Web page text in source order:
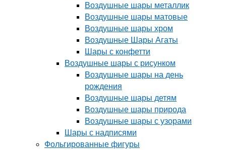
Воздушные шары металлик
Воздушные шары матовые
Воздушные шары хром
Воздушные Шары Агаты
Шары с конфетти
Воздушные шары с рисунком
Воздушные шары на день
рождения
Воздушные шары детям
Воздушные шары природа
Воздушные шары с узорами
Шары с надписями
Фольгированные фигуры